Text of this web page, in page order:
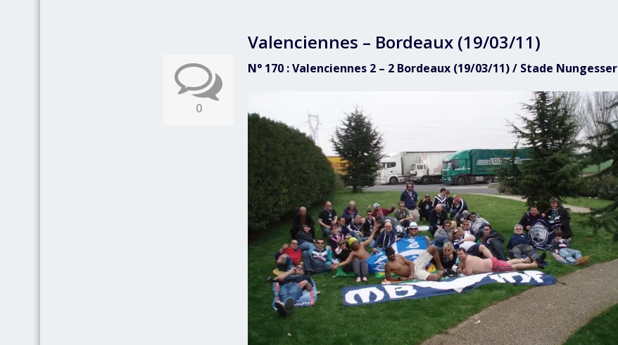
0
Valenciennes – Bordeaux (19/03/11)
N° 170 : Valenciennes 2 – 2 Bordeaux (19/03/11) / Stade Nungesser